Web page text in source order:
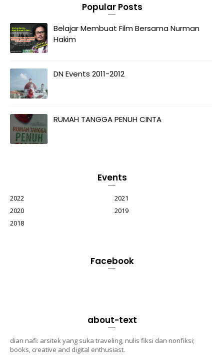
Popular Posts
Belajar Membuat Film Bersama Nurman
Hakim
DN Events 2011-2012
RUMAH TANGGA PENUH CINTA
Events
2022
2021
2020
2019
2018
Facebook
about-text
dian nafi: arsitek yang suka traveling, nulis fiksi dan nonfiksi;
books, creative and digital enthusiast.